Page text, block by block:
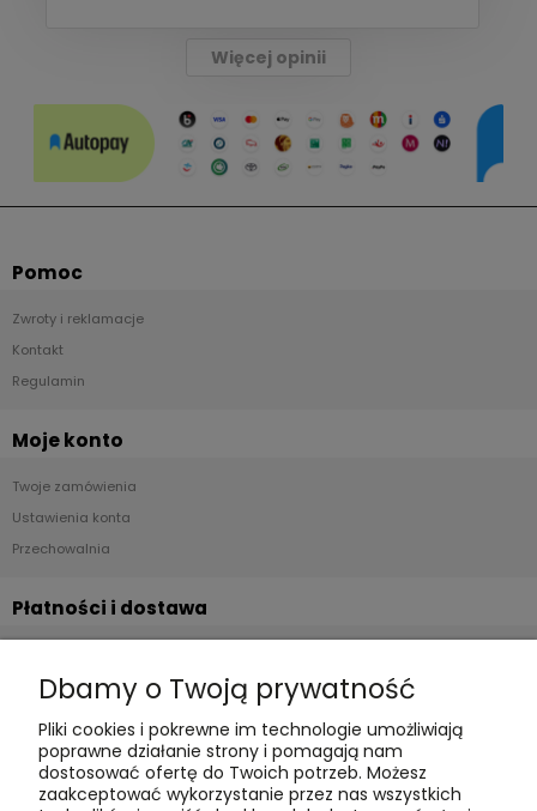
Więcej opinii
Pomoc
Zwroty i reklamacje
Kontakt
Regulamin
Moje konto
Twoje zamówienia
Ustawienia konta
Przechowalnia
Płatności i dostawa
Czas realizacji i koszty dostawy
Informacje
Polityka cookies
Dbamy o Twoją prywatność
Pliki cookies i pokrewne im technologie umożliwiają
poprawne działanie strony i pomagają nam
dostosować ofertę do Twoich potrzeb. Możesz
zaakceptować wykorzystanie przez nas wszystkich